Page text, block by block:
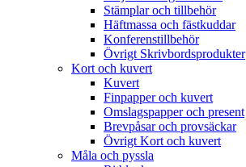
Stämplar och tillbehör
Häftmassa och fästkuddar
Konferenstillbehör
Övrigt Skrivbordsprodukter
Kort och kuvert
Kuvert
Finpapper och kuvert
Omslagspapper och present
Brevpåsar och provsäckar
Övrigt Kort och kuvert
Måla och pyssla